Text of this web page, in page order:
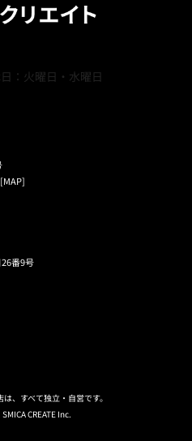
：火曜日・水曜日
[MAP]
番9号
、すべて独立・自営です。
CREATE Inc.